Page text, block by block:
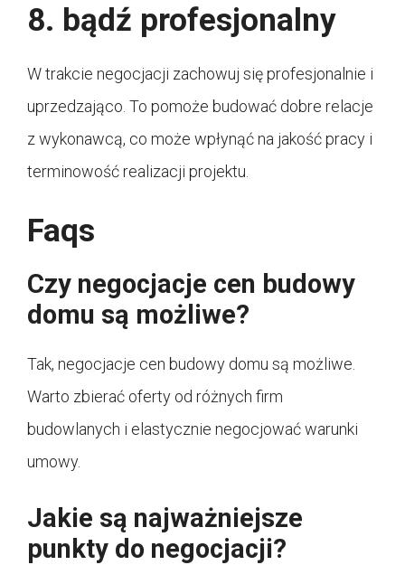
8. bądź profesjonalny
W trakcie negocjacji zachowuj się profesjonalnie i
uprzedzająco. To pomoże budować dobre relacje
z wykonawcą, co może wpłynąć na jakość pracy i
terminowość realizacji projektu.
Faqs
Czy negocjacje cen budowy
domu są możliwe?
Tak, negocjacje cen budowy domu są możliwe.
Warto zbierać oferty od różnych firm
budowlanych i elastycznie negocjować warunki
umowy.
Jakie są najważniejsze
punkty do negocjacji?